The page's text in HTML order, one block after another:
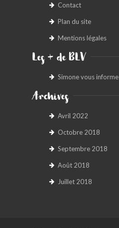
Contact
Plan du site
Mentions légales
Les + de BLV
Simone vous informe
Archives
Avril 2022
Octobre 2018
Septembre 2018
Août 2018
Juillet 2018